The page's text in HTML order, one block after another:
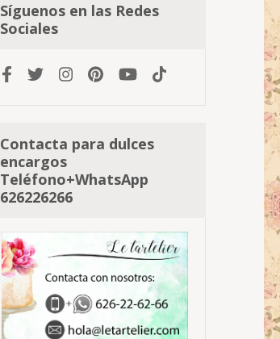
Síguenos en las Redes
Sociales
Contacta para dulces
encargos
Teléfono+WhatsApp
626226266